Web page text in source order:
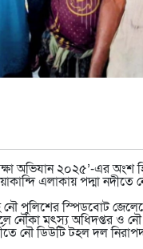
অভিযান ২০২৫’-এর অংশ
এলাকায় পদ্মা
নৌ পুলিশের স্পিডবোট
নৌকা মৎস্য অধিদপ্তর ও
নৌ ডিউটি টহল দল